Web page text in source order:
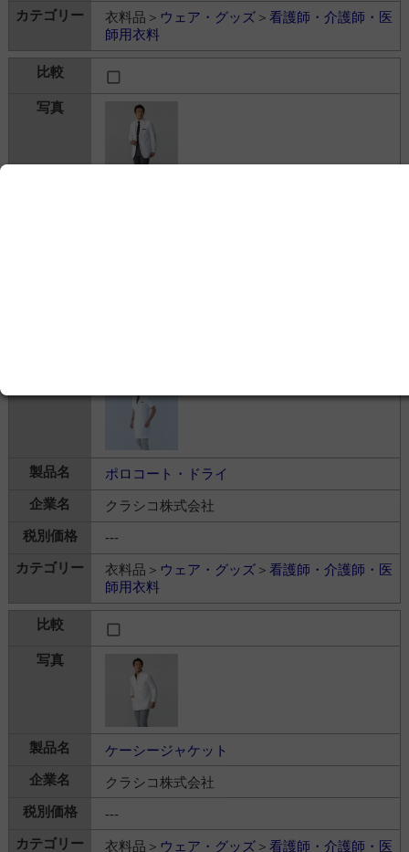
衣料品＞ ウェア・グッズ＞ 看護師・介護師・医
師用衣料
ポロコート・ドライ
クラシコ株式会社
---
衣料品＞ ウェア・グッズ＞ 看護師・介護師・医
師用衣料
ケーシージャケット
クラシコ株式会社
---
衣料品＞ ウェア・グッズ＞ 看護師・介護師・医